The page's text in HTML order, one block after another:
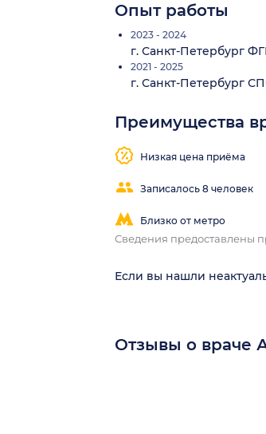
Опыт работы
2023 - 2024
г. Санкт-Петербург
2021 - 2025
г. Санкт-Петербург
Преимущества
Низкая цена приёма
Записалось 8 человек
Близко от метро
Сведения предоставлены
Если вы нашли
Отзывы о враче